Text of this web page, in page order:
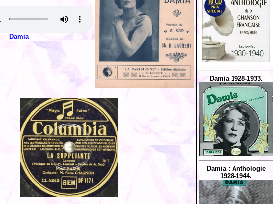
Damia
Damia 1928-1933.
Damia : Anthologie
1928-1944.